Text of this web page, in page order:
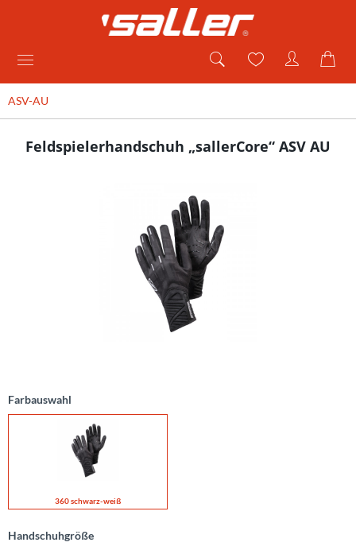
ASV-AU
Feldspielerhandschuh „sallerCore“ ASV AU
Farbauswahl
360 schwarz-weiß
Handschuhgröße